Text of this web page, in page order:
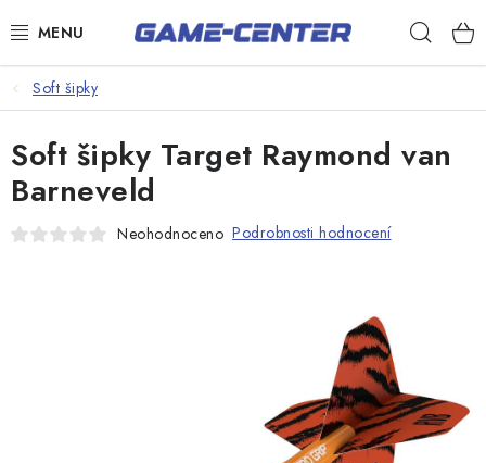
na
Šipky
Poker
Stolní fotbal
Soft šipky
Soft šipky Target Raymond van
Barneveld
Neohodnoceno Podrobnosti hodnocení